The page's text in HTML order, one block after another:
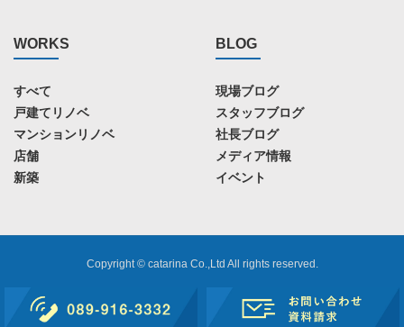
WORKS
すべて
戸建てリノベ
マンションリノベ
店舗
新築
BLOG
現場ブログ
スタッフブログ
社長ブログ
メディア情報
イベント
Copyright © catarina Co.,Ltd All rights reserved.